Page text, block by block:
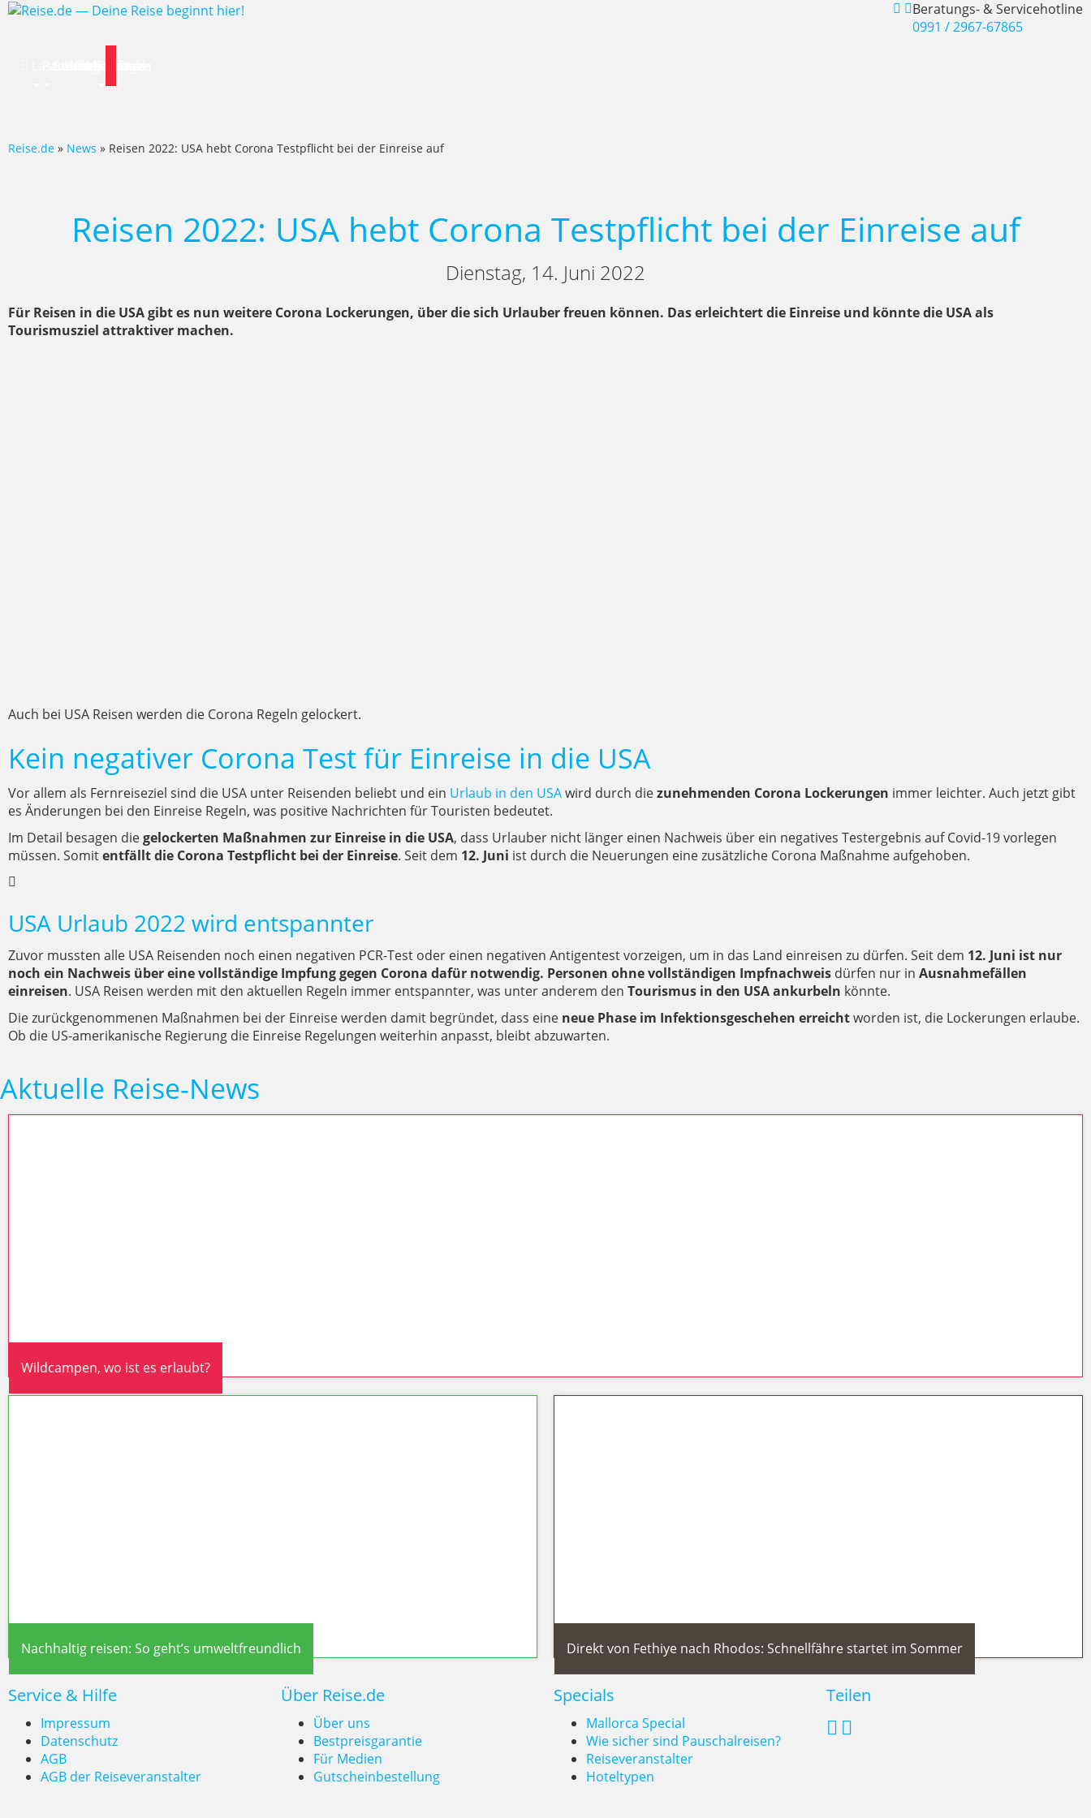
Beratungs- & Servicehotline
0991 / 2967-67865
Reise.de » News » Reisen 2022: USA hebt Corona Testpflicht bei der Einreise auf
Reisen 2022: USA hebt Corona Testpflicht bei der Einreise auf
Dienstag, 14. Juni 2022
Für Reisen in die USA gibt es nun weitere Corona Lockerungen, über die sich Urlauber freuen können. Das erleichtert die Einreise und könnte die USA als
Tourismusziel attraktiver machen.
Auch bei USA Reisen werden die Corona Regeln gelockert.
Kein negativer Corona Test für Einreise in die USA
Vor allem als Fernreiseziel sind die USA unter Reisenden beliebt und ein Urlaub in den USAwird durch diezunehmenden Corona Lockerungen immer leichter. Auch jetzt gibt
es Änderungen bei den Einreise Regeln, was positive Nachrichten für Touristen bedeutet.
Im Detail besagen diegelockerten Maßnahmen zur Einreise in die USA, dass Urlauber nicht länger einen Nachweis über ein negatives Testergebnis auf Covid-19 vorlegen
müssen. Somitentfällt die Corona Testpflicht bei der Einreise. Seit dem 12. Juni ist durch die Neuerungen eine zusätzliche Corona Maßnahme aufgehoben.
USA Urlaub 2022 wird entspannter
Zuvor mussten alle USA Reisenden noch einen negativen PCR-Test oder einen negativen Antigentest vorzeigen, um in das Land einreisen zu dürfen. Seit dem 12. Juni ist nur
noch ein Nachweis über eine vollständige Impfung gegen Corona dafür notwendig. Personen ohne vollständigen Impfnachweis dürfen nur in Ausnahmefällen
einreisen. USA Reisen werden mit den aktuellen Regeln immer entspannter, was unter anderem den Tourismus in den USA ankurbeln könnte.
Die zurückgenommenen Maßnahmen bei der Einreise werden damit begründet, dass eine neue Phase im Infektionsgeschehen erreichtworden ist, die Lockerungen erlaube.
Ob die US-amerikanische Regierung die Einreise Regelungen weiterhin anpasst, bleibt abzuwarten.
Aktuelle Reise-News
Wildcampen, wo ist es erlaubt?
Nachhaltig reisen: So geht’s umweltfreundlich Direkt von Fethiye nach Rhodos: Schnellfähre startet im Sommer
Service & Hilfe
Impressum
Datenschutz
AGB
AGB der Reiseveranstalter
Über Reise.de
Über uns
Bestpreisgarantie
Für Medien
Gutscheinbestellung
Specials
Mallorca Special
Wie sicher sind Pauschalreisen?
Reiseveranstalter
Hoteltypen
Teilen